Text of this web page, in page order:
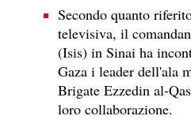
Secondo quanto
televisiva, il
(Isis) in Sinai ha
Gaza i leader dell'ala
Brigate Ezzedin al-
loro collaborazione.